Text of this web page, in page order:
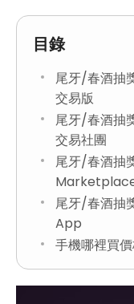
目錄
尾牙/春酒抽
交易版
尾牙/春酒抽
交易社團
尾牙/春酒抽
尾牙/春酒抽
App
手機哪裡買